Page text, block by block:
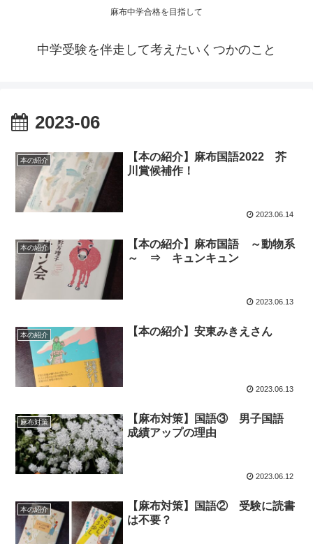
麻布中学合格を目指して
中学受験を伴走して考えたいくつかのこと
2023-06
本の紹介
【本の紹介】麻布国語2022 芥
川賞候補作！
2023.06.14
本の紹介
【本の紹介】麻布国語 ～動物系
～ ⇒ キュンキュン
2023.06.13
本の紹介 【本の紹介】安東みきえさん
2023.06.13
麻布対策
【麻布対策】国語③ 男子国語
成績アップの理由
2023.06.12
本の紹介
【麻布対策】国語② 受験に読書
は不要？